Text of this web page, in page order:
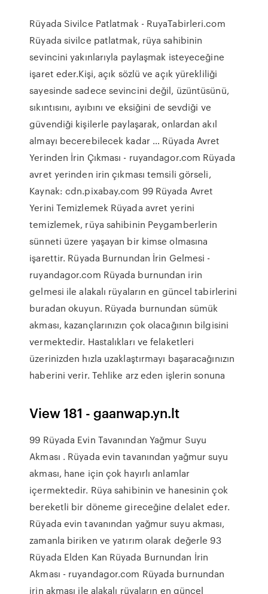
Rüyada Sivilce Patlatmak - RuyaTabirleri.com
Rüyada sivilce patlatmak, rüya sahibinin
sevincini yakınlarıyla paylaşmak isteyeceğine
işaret eder.Kişi, açık sözlü ve açık yürekliliği
sayesinde sadece sevincini değil, üzüntüsünü,
sıkıntısını, ayıbını ve eksiğini de sevdiği ve
güvendiği kişilerle paylaşarak, onlardan akıl
almayı becerebilecek kadar … Rüyada Avret
Yerinden İrin Çıkması - ruyandagor.com Rüyada
avret yerinden irin çıkması temsili görseli,
Kaynak: cdn.pixabay.com 99 Rüyada Avret
Yerini Temizlemek Rüyada avret yerini
temizlemek, rüya sahibinin Peygamberlerin
sünneti üzere yaşayan bir kimse olmasına
işarettir. Rüyada Burnundan İrin Gelmesi -
ruyandagor.com Rüyada burnundan irin
gelmesi ile alakalı rüyaların en güncel tabirlerini
buradan okuyun. Rüyada burnundan sümük
akması, kazançlarınızın çok olacağının bilgisini
vermektedir. Hastalıkları ve felaketleri
üzerinizden hızla uzaklaştırmayı başaracağınızın
haberini verir. Tehlike arz eden işlerin sonuna
View 181 - gaanwap.yn.lt
99 Rüyada Evin Tavanından Yağmur Suyu
Akması . Rüyada evin tavanından yağmur suyu
akması, hane için çok hayırlı anlamlar
içermektedir. Rüya sahibinin ve hanesinin çok
bereketli bir döneme gireceğine delalet eder.
Rüyada evin tavanından yağmur suyu akması,
zamanla biriken ve yatırım olarak değerle 93
Rüyada Elden Kan Rüyada Burnundan İrin
Akması - ruyandagor.com Rüyada burnundan
irin akması ile alakalı rüyaların en güncel